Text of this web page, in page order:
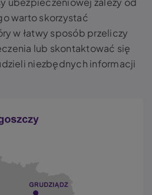
warto skorzystać
w łatwy sposób przeliczy
lub skontaktować się
niezbędnych informacji